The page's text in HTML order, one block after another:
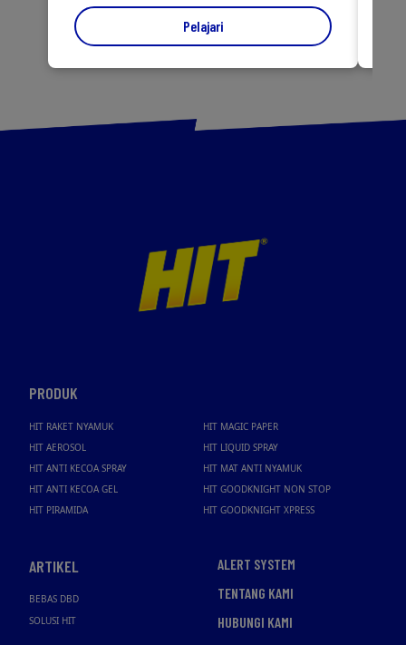
Pelajari
PRODUK
HIT RAKET NYAMUK
HIT AEROSOL
HIT ANTI KECOA SPRAY
HIT ANTI KECOA GEL
HIT PIRAMIDA
HIT MAGIC PAPER
HIT LIQUID SPRAY
HIT MAT ANTI NYAMUK
HIT GOODKNIGHT NON STOP
HIT GOODKNIGHT XPRESS
ARTIKEL
BEBAS DBD
SOLUSI HIT
ALERT SYSTEM
TENTANG KAMI
HUBUNGI KAMI